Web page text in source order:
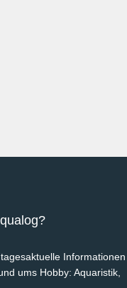
Informationen
ums Hobby: Aquaristik,